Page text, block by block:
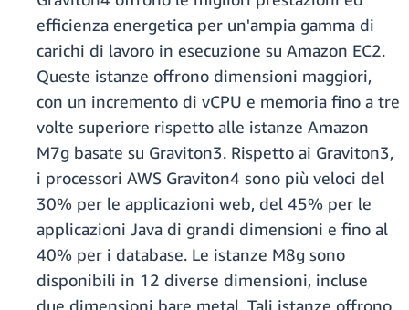
efficienza energetica per un'ampia gamma di
carichi di lavoro in esecuzione su Amazon EC2.
Queste istanze offrono dimensioni maggiori,
con un incremento di vCPU e memoria fino a tre
volte superiore rispetto alle istanze Amazon
M7g basate su Graviton3. Rispetto ai Graviton3,
i processori AWS Graviton4 sono più veloci del
30% per le applicazioni web, del 45% per le
applicazioni Java di grandi dimensioni e fino al
40% per i database. Le istanze M8g sono
disponibili in 12 diverse dimensioni, incluse
due dimensioni bare metal. Tali istanze offrono